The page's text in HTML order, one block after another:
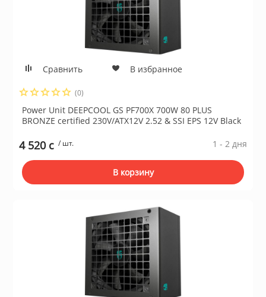
Сравнить В избранное
(0)
Power Unit DEEPCOOL GS PF700X 700W 80 PLUS
BRONZE certified 230V/ATX12V 2.52 & SSI EPS 12V Black
4 520 c / шт. 1 - 2 дня
В корзину